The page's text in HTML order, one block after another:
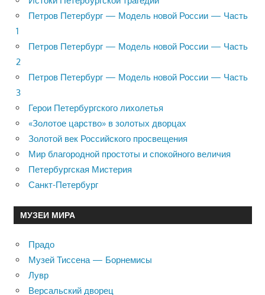
Петров Петербург — Модель новой России — Часть
1
Петров Петербург — Модель новой России — Часть
2
Петров Петербург — Модель новой России — Часть
3
Герои Петербургского лихолетья
«Золотое царство» в золотых дворцах
Золотой век Российского просвещения
Мир благородной простоты и спокойного величия
Петербургская Мистерия
Санкт-Петербург
МУЗЕИ МИРА
Прадо
Музей Тиссена — Борнемисы
Лувр
Версальский дворец